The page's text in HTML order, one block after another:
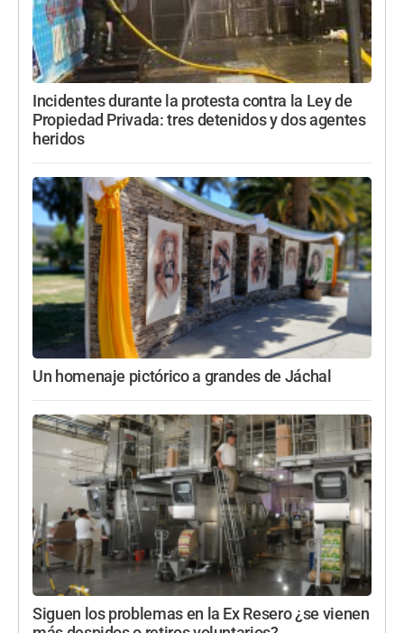
Incidentes durante la protesta contra la Ley de
Propiedad Privada: tres detenidos y dos agentes
heridos
Un homenaje pictórico a grandes de Jáchal
Siguen los problemas en la Ex Resero ¿se vienen